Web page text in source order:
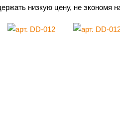
низкую цену, не экономя